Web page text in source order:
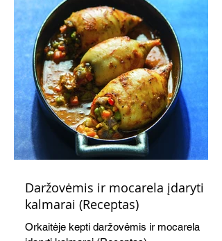
Daržovėmis ir mocarela įdaryti
kalmarai (Receptas)
Orkaitėje kepti daržovėmis ir mocarela